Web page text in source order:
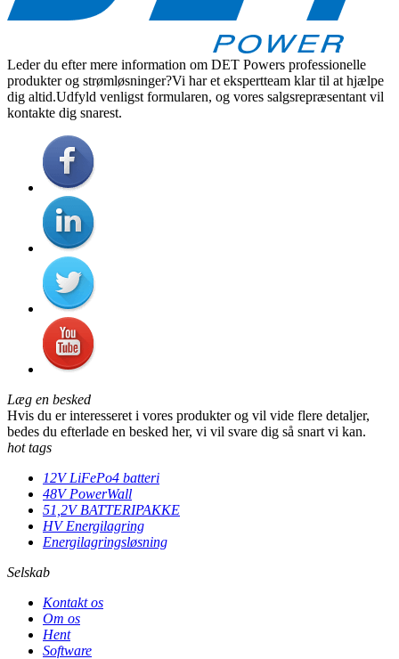
Leder du efter mere information om DET Powers professionelle
produkter og strømløsninger?Vi har et ekspertteam klar til at hjælpe
dig altid.Udfyld venligst formularen, og vores salgsrepræsentant vil
kontakte dig snarest.
Læg en besked
Hvis du er interesseret i vores produkter og vil vide flere detaljer,
bedes du efterlade en besked her, vi vil svare dig så snart vi kan.
hot tags
12V LiFePo4 batteri
48V PowerWall
51,2V BATTERIPAKKE
HV Energilagring
Energilagringsløsning
Selskab
Kontakt os
Om os
Hent
Software